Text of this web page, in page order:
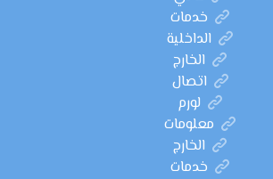
خدمات
الداخلية
الخارج
اتصال
لورم
معلومات
الخارج
خدمات